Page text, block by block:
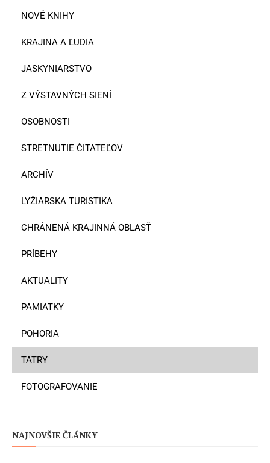
NOVÉ KNIHY
KRAJINA A ĽUDIA
JASKYNIARSTVO
Z VÝSTAVNÝCH SIENÍ
OSOBNOSTI
STRETNUTIE ČITATEĽOV
ARCHÍV
LYŽIARSKA TURISTIKA
CHRÁNENÁ KRAJINNÁ OBLASŤ
PRÍBEHY
AKTUALITY
PAMIATKY
POHORIA
TATRY
FOTOGRAFOVANIE
NAJNOVŠIE ČLÁNKY